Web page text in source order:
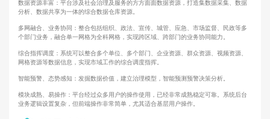
数据资源丰富：平台涉及社会治理及服务的方方面面数据资源，打造集数据采集、数据
分析、数据共享为一体的综合数据仓库资源。
多网融合、业务协同：整合包括组织、政法、宣传、城管、应急、市场监督、民政等多
个部门业务，融合单一网格为全科网格，实现跨区域、跨部门的业务协同能力。
综合指挥调度：系统可以整合多个单位、多个部门、企业资源、群众资源、视频资源、
网格资源等数据信息，实现市域工作的综合调度指挥。
智能预警、态势感知：发掘数据价值，建立治理模型，智能预测预警决策分析。
模块成熟、易操作：平台经过众多用户的操作使用，已经非常成熟稳定可靠。系统后台
业务逻辑设置复杂，但前端操作非常简单，尤其适合基层用户操作。